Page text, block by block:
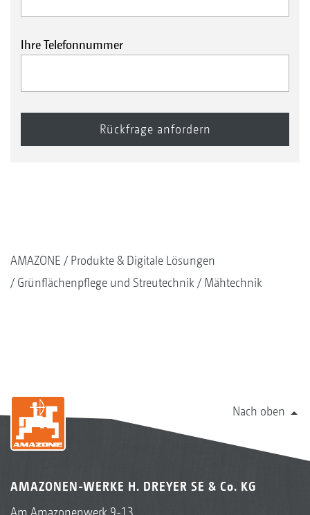
Ihre Telefonnummer
AMAZONE
Produkte & Digitale Lösungen
Grünflächenpflege und Streutechnik
Mähtechnik
Nach oben
AMAZONEN-WERKE H. DREYER SE & Co. KG
Am Amazonenwerk 9-13